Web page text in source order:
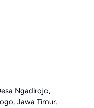
Ngadirojo,
Jawa Timur.